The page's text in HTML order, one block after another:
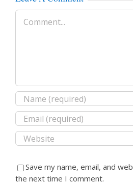
Comment
Save my name, email, and
the next time I comment.